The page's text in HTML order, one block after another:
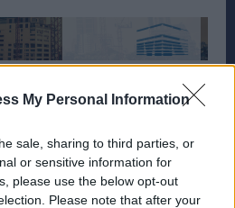
My Personal Information
sale, sharing to third parties, or
or sensitive information for
please use the below opt-out
Please note that after your